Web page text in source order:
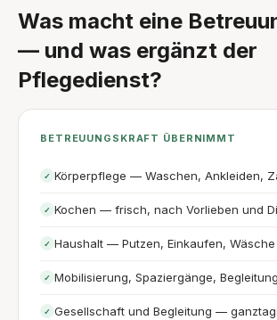
Was macht eine
— und was ergänzt der
Pflegedienst?
BETREUUNGSKRAFT ÜBERNIMMT
✓ Körperpflege — Waschen, Ankleiden,
✓ Kochen — frisch, nach Vorlieben und
✓ Haushalt — Putzen, Einkaufen, Wäsche
✓ Mobilisierung, Spaziergänge, Begleitung
✓ Gesellschaft und Begleitung —